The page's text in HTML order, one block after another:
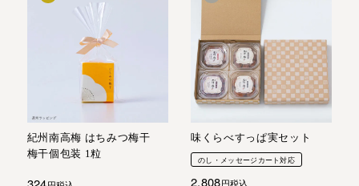
紀州南高梅 はちみつ梅干
梅干個包装 1粒
味くらべすっぱ実セット
のし・メッセージカート対応
2,808 税込